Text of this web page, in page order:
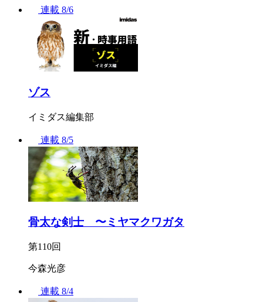
連載 8/6
ゾス
イミダス編集部
連載 8/5
骨太な剣士 〜ミヤマクワガタ
第110回
今森光彦
連載 8/4